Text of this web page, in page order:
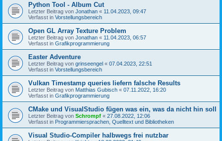
Python Tool - Album Cut
Letzter Beitrag von Jonathan « 11.04.2023, 09:47
Verfasst in Vorstellungsbereich
Open GL Array Texture Problem
Letzter Beitrag von Jonathan « 11.04.2023, 06:57
Verfasst in Grafikprogrammierung
Easter Adventure
Letzter Beitrag von grinseengel « 07.04.2023, 22:51
Verfasst in Vorstellungsbereich
Vulkan Timestamp queries liefern falsche Results
Letzter Beitrag von Matthias Gubisch « 07.11.2022, 16:20
Verfasst in Grafikprogrammierung
CMake und VisualStudio fügen was ein, was da nicht hin soll
Letzter Beitrag von Schrompf « 27.08.2022, 12:06
Verfasst in Programmiersprachen, Quelltext und Bibliotheken
Visual Studio-Compiler halbwegs frei nutzbar